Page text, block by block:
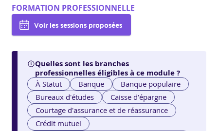
FORMATION PROFESSIONNELLE
Voir les sessions proposées
Quelles sont les branches
professionnelles éligibles à ce module ?
À Statut Banque
Banque populaire
Bureaux d'études
Caisse d'épargne
Courtage d'assurance et de réassurance
Crédit mutuel